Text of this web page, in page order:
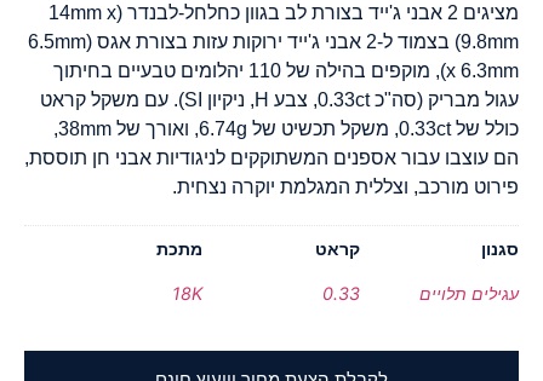
מציגים 2 אבני ג'ייד בצורת לב בגוון כחלחל-לבנדר (14mm x
9.8mm) בצמוד ל-2 אבני ג'ייד ירוקות עזות בצורת אגס (6.5mm
x 6.3mm), מוקפים בהילה של 110 יהלומים טבעיים בחיתוך
עגול מבריק (סה"כ 0.33ct, צבע H, ניקיון SI). עם משקל קראט
כולל של 0.33ct, משקל תכשיט של 6.74g, ואורך של 38mm,
הם עוצבו עבור אספנים המשתוקקים לניגודיות אבני חן תוססת,
פירוט מורכב, וצללית המגלמת יוקרה נצחית.
סגנון
עגילים תלויים
קראט
0.33
מתכת
18K